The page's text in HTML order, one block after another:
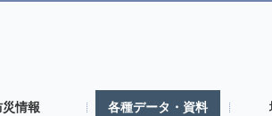
災情報 各種データ・資料